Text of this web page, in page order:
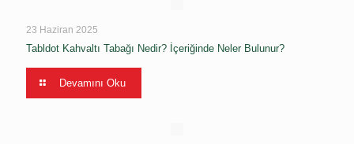
23 Haziran 2025
Tabldot Kahvaltı Tabağı Nedir? İçeriğinde Neler Bulunur?
Devamını Oku